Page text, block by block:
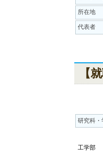
所在地
代表者
【
研究科・
工学部